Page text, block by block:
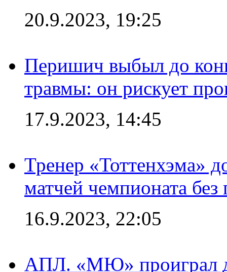
20.9.2023, 19:25
Перишич выбыл до
травмы: он рискует
17.9.2023, 14:45
Тренер «Тоттенхэма»
матчей чемпионата
16.9.2023, 22:05
АПЛ. «МЮ» проиграл